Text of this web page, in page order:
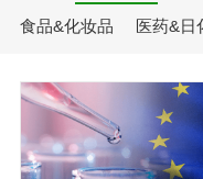
食品&化妆品 医药&日